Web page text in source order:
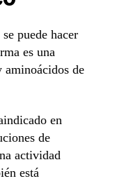
puede hacer
es una
de
en
de
actividad
está